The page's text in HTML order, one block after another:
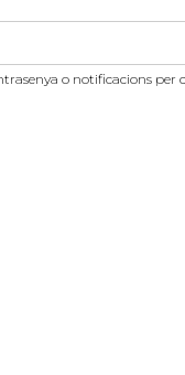
o notificacions per